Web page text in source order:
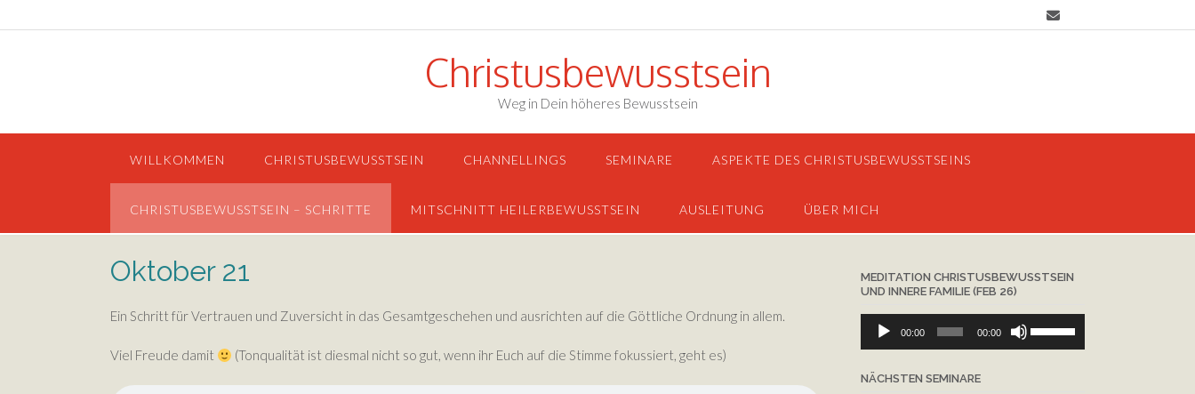
to
Christusbewusstsein
Weg in Dein höheres Bewusstsein
WILLKOMMEN CHRISTUSBEWUSSTSEIN CHANNELLINGS SEMINARE ASPEKTE DES CHRISTUSBEWUSSTSEINS
CHRISTUSBEWUSSTSEIN – SCHRITTE MITSCHNITT HEILERBEWUSSTSEIN AUSLEITUNG ÜBER MICH
Oktober 21
Ein Schritt für Vertrauen und Zuversicht in das Gesamtgeschehen und ausrichten auf die Göttliche Ordnung in allem.
Viel Freude damit (Tonqualität ist diesmal nicht so gut, wenn ihr Euch auf die Stimme fokussiert, geht es)
MEDITATION CHRISTUSBEWUSSTSEIN
UND INNERE FAMILIE (FEB 26)
Audio-
Player
00:00 00:00
NÄCHSTEN SEMINARE